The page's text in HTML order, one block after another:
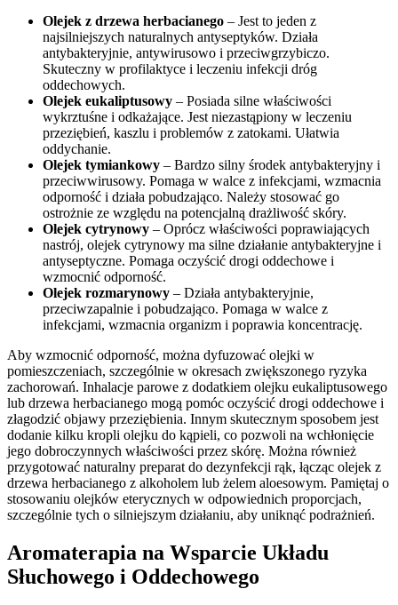
Olejek z drzewa herbacianego – Jest to jeden z
najsilniejszych naturalnych antyseptyków. Działa
antybakteryjnie, antywirusowo i przeciwgrzybiczo.
Skuteczny w profilaktyce i leczeniu infekcji dróg
oddechowych.
Olejek eukaliptusowy – Posiada silne właściwości
wykrztuśne i odkażające. Jest niezastąpiony w leczeniu
przeziębień, kaszlu i problemów z zatokami. Ułatwia
oddychanie.
Olejek tymiankowy – Bardzo silny środek antybakteryjny i
przeciwwirusowy. Pomaga w walce z infekcjami, wzmacnia
odporność i działa pobudzająco. Należy stosować go
ostrożnie ze względu na potencjalną drażliwość skóry.
Olejek cytrynowy – Oprócz właściwości poprawiających
nastrój, olejek cytrynowy ma silne działanie antybakteryjne i
antyseptyczne. Pomaga oczyścić drogi oddechowe i
wzmocnić odporność.
Olejek rozmarynowy – Działa antybakteryjnie,
przeciwzapalnie i pobudzająco. Pomaga w walce z
infekcjami, wzmacnia organizm i poprawia koncentrację.
Aby wzmocnić odporność, można dyfuzować olejki w
pomieszczeniach, szczególnie w okresach zwiększonego ryzyka
zachorowań. Inhalacje parowe z dodatkiem olejku eukaliptusowego
lub drzewa herbacianego mogą pomóc oczyścić drogi oddechowe i
złagodzić objawy przeziębienia. Innym skutecznym sposobem jest
dodanie kilku kropli olejku do kąpieli, co pozwoli na wchłonięcie
jego dobroczynnych właściwości przez skórę. Można również
przygotować naturalny preparat do dezynfekcji rąk, łącząc olejek z
drzewa herbacianego z alkoholem lub żelem aloesowym. Pamiętaj o
stosowaniu olejków eterycznych w odpowiednich proporcjach,
szczególnie tych o silniejszym działaniu, aby uniknąć podrażnień.
Aromaterapia na Wsparcie Układu
Słuchowego i Oddechowego